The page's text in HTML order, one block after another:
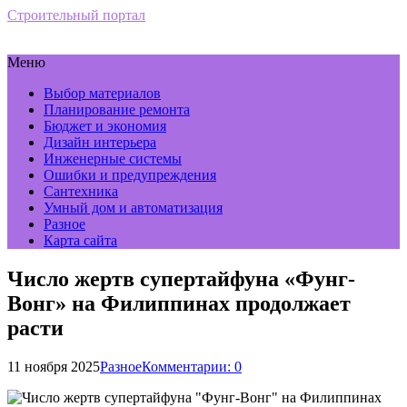
Строительный портал
Меню
Выбор материалов
Планирование ремонта
Бюджет и экономия
Дизайн интерьера
Инженерные системы
Ошибки и предупреждения
Сантехника
Умный дом и автоматизация
Разное
Карта сайта
Число жертв супертайфуна «Фунг-
Вонг» на Филиппинах продолжает
расти
11 ноября 2025РазноеКомментарии: 0